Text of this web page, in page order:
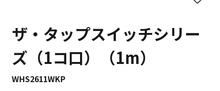
ザ・タップスイッチシリー
ズ（1コ口）（1m）
WHS2611WKP